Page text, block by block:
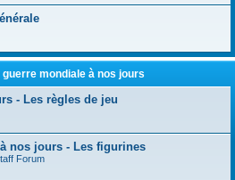
guerre mondiale à nos jours
- Les règles de jeu
à nos jours - Les figurines
Forum